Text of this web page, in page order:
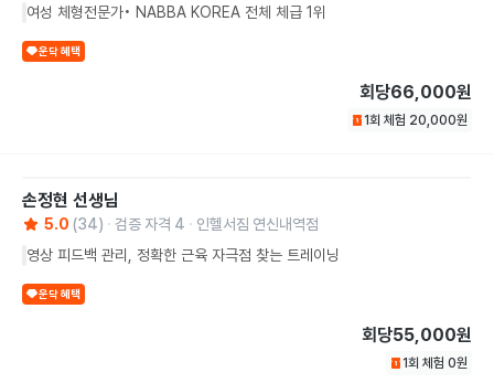
여성 체형전문가• NABBA KOREA 전체 체급 1위
운닥 혜택
회당66,000원
1회 체험 20,000원
손정현 선생님
5.0 (34) 검증 자격 4
인헬서짐 연신내역점
영상 피드백 관리, 정확한 근육 자극점 찾는 트레이닝
운닥 혜택
회당55,000원
1회 체험 0원